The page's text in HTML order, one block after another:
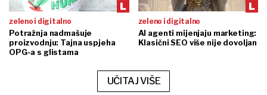
zeleno i digitalno
Potražnja nadmašuje
proizvodnju: Tajna uspjeha
OPG-a s glistama
zeleno i digitalno
AI agenti mijenjaju marketing:
Klasični SEO više nije dovoljan
UČITAJ VIŠE